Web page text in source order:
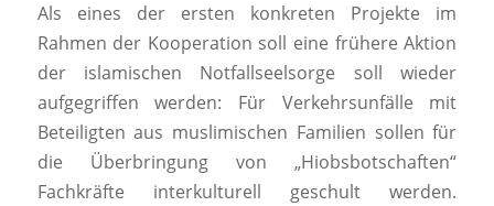
Als eines der ersten konkreten Projekte im
Rahmen der Kooperation soll eine frühere Aktion
der islamischen Notfallseelsorge soll wieder
aufgegriffen werden: Für Verkehrsunfälle mit
Beteiligten aus muslimischen Familien sollen für
die Überbringung von „Hiobsbotschaften“
Fachkräfte interkulturell geschult werden.